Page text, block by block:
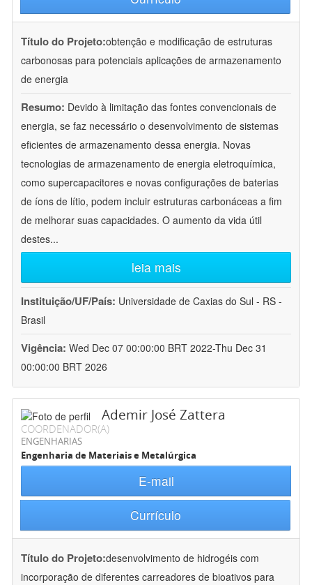
Título do Projeto:obtenção e modificação de estruturas
carbonosas para potenciais aplicações de armazenamento
de energia
Resumo: Devido à limitação das fontes convencionais de
energia, se faz necessário o desenvolvimento de sistemas
eficientes de armazenamento dessa energia. Novas
tecnologias de armazenamento de energia eletroquímica,
como supercapacitores e novas configurações de baterias
de íons de lítio, podem incluir estruturas carbonáceas a fim
de melhorar suas capacidades. O aumento da vida útil
destes...
leia mais
Instituição/UF/País: Universidade de Caxias do Sul - RS -
Brasil
Vigência: Wed Dec 07 00:00:00 BRT 2022-Thu Dec 31
00:00:00 BRT 2026
Ademir José Zattera
COORDENADOR(A)
ENGENHARIAS
Engenharia de Materiais e Metalúrgica
E-mail
Currículo
Título do Projeto:desenvolvimento de hidrogéis com
incorporação de diferentes carreadores de bioativos para